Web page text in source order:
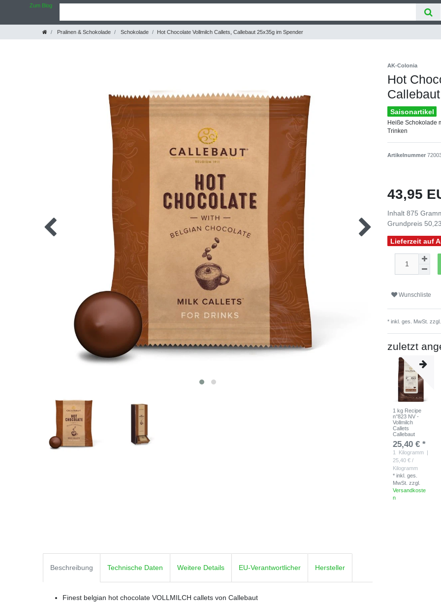
Zum Blog
Pralinen & Schokolade Schokolade Hot Chocolate Vollmilch Callets, Callebaut 25x35g im Spender
AK-Colonia
Hot
Saisonartikel
Heiße Schokolade
Trinken
Artikelnummer
43,95
Inhalt 875
Grundpreis
Lieferzeit auf
Wunschliste
* inkl. ges. MwSt. zzgl.
zuletzt
1 kg Recipe
n°823 NV -
Vollmilch
Callets
Callebaut
25,40 € *
1 Kilogramm |
25,40 € /
Kilogramm
*inkl. ges.
MwSt. zzgl.
Versandkoste
n
Beschreibung Technische Daten Weitere Details EU-Verantwortlicher Hersteller
Finest belgian hot chocolate VOLLMILCH callets von Callebaut